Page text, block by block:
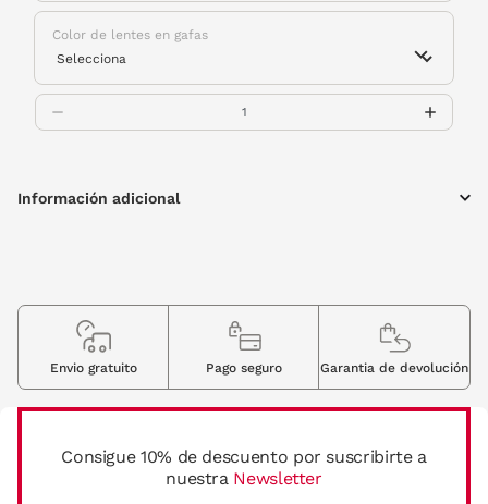
Color de lentes en gafas
Información adicional
Consigue 10% de descuento por suscribirte a
nuestra Newsletter
Envio gratuito Pago seguro Garantia de devolución